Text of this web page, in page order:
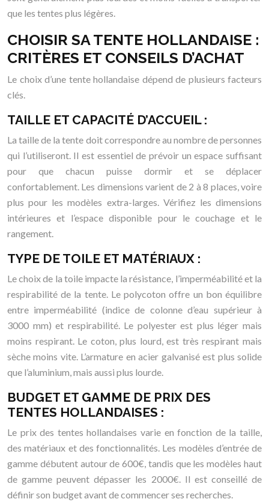
que les tentes plus légères.
CHOISIR SA TENTE HOLLANDAISE :
CRITÈRES ET CONSEILS D’ACHAT
Le choix d’une tente hollandaise dépend de plusieurs facteurs
clés.
TAILLE ET CAPACITÉ D’ACCUEIL :
La taille de la tente doit correspondre au nombre de personnes
qui l’utiliseront. Il est essentiel de prévoir un espace suffisant
pour que chacun puisse dormir et se déplacer
confortablement. Les dimensions varient de 2 à 8 places, voire
plus pour les modèles extra-larges. Vérifiez les dimensions
intérieures et l’espace disponible pour le couchage et le
rangement.
TYPE DE TOILE ET MATÉRIAUX :
Le choix de la toile impacte la résistance, l’imperméabilité et la
respirabilité de la tente. Le polycoton offre un bon équilibre
entre imperméabilité (indice de colonne d’eau supérieur à
3000 mm) et respirabilité. Le polyester est plus léger mais
moins respirant. Le coton, plus lourd, est très respirant mais
sèche moins vite. L’armature en acier galvanisé est plus solide
que l’aluminium, mais aussi plus lourde.
BUDGET ET GAMME DE PRIX DES
TENTES HOLLANDAISES :
Le prix des tentes hollandaises varie en fonction de la taille,
des matériaux et des fonctionnalités. Les modèles d’entrée de
gamme débutent autour de 600€, tandis que les modèles haut
de gamme peuvent dépasser les 2000€. Il est conseillé de
définir son budget avant de commencer ses recherches.